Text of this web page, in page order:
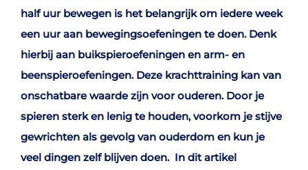
half uur bewegen is het belangrijk om iedere week
een uur aan bewegingsoefeningen te doen. Denk
hierbij aan buikspieroefeningen en arm- en
beenspieroefeningen. Deze krachttraining kan van
onschatbare waarde zijn voor ouderen. Door je
spieren sterk en lenig te houden, voorkom je stijve
gewrichten als gevolg van ouderdom en kun je
veel dingen zelf blijven doen. In dit artikel